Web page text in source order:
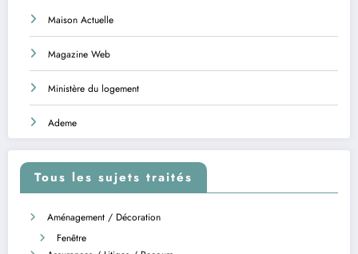
Maison Actuelle
Magazine Web
Ministère du logement
Ademe
Tous les sujets traités
Aménagement / Décoration
Fenêtre